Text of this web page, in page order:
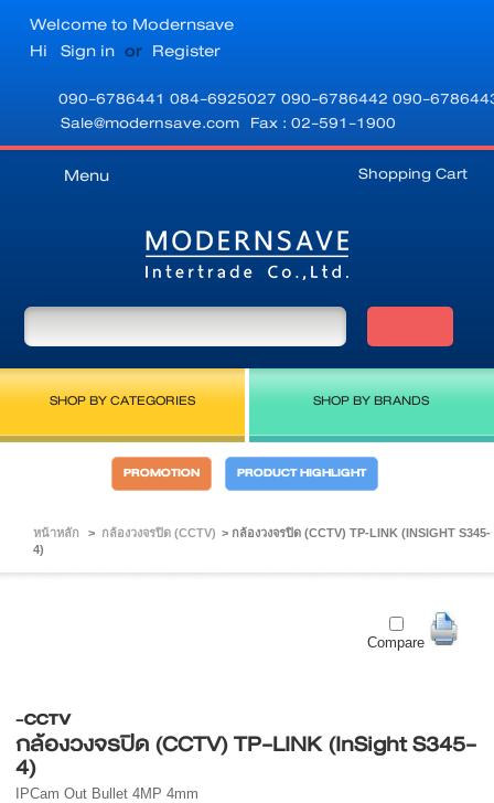
Welcome to Modernsave
Hi Sign in or Register
090-6786441 084-6925027 090-6786442 090-
Sale@modernsave.com Fax : 02-591-1900
Shopping Cart
Menu
SHOP BY CATEGORIES SHOP BY BRANDS
PROMOTION PRODUCT HIGHLIGHT
หน้าหลัก > กล้องวงจรปิด (CCTV) > กล้องวงจรปิด (CCTV) TP-LINK (INSIGHT S345-
4)
Compare
-CCTV
กล้องวงจรปิด (CCTV) TP-LINK (InSight S345-
4)
IPCam Out Bullet 4MP 4mm